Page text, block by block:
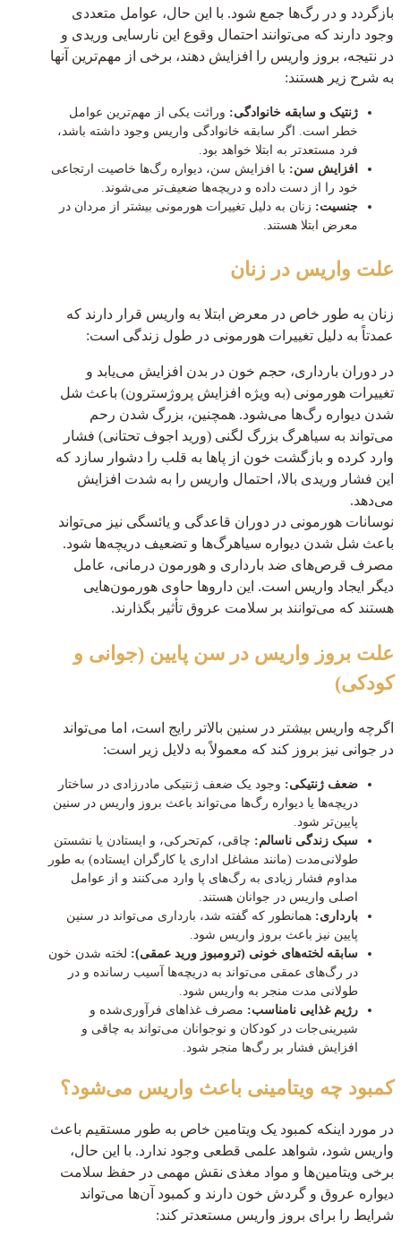
بازگردد و در رگ‌ها جمع شود. با این حال، عوامل متعددی
وجود دارند که می‌توانند احتمال وقوع این نارسایی وریدی و
در نتیجه، بروز واریس را افزایش دهند، برخی از مهم‌ترین آنها
به شرح زیر هستند:
ژنتیک و سابقه خانوادگی: وراثت یکی از مهم‌ترین عوامل
خطر است. اگر سابقه خانوادگی واریس وجود داشته باشد،
فرد مستعدتر به ابتلا خواهد بود.
افزایش سن: با افزایش سن، دیواره رگ‌ها خاصیت ارتجاعی
خود را از دست داده و دریچه‌ها ضعیف‌تر می‌شوند.
جنسیت: زنان به دلیل تغییرات هورمونی بیشتر از مردان در
معرض ابتلا هستند.
علت واریس در زنان
زنان به طور خاص در معرض ابتلا به واریس قرار دارند که
عمدتاً به دلیل تغییرات هورمونی در طول زندگی است:
در دوران بارداری، حجم خون در بدن افزایش می‌یابد و
تغییرات هورمونی (به ویژه افزایش پروژسترون) باعث شل
شدن دیواره رگ‌ها می‌شود. همچنین، بزرگ شدن رحم
می‌تواند به سیاهرگ بزرگ لگنی (ورید اجوف تحتانی) فشار
وارد کرده و بازگشت خون از پاها به قلب را دشوار سازد که
این فشار وریدی بالا، احتمال واریس را به شدت افزایش
می‌دهد.
نوسانات هورمونی در دوران قاعدگی و یائسگی نیز می‌تواند
باعث شل شدن دیواره سیاهرگ‌ها و تضعیف دریچه‌ها شود.
مصرف قرص‌های ضد بارداری و هورمون درمانی، عامل
دیگر ایجاد واریس است. این داروها حاوی هورمون‌هایی
هستند که می‌توانند بر سلامت عروق تأثیر بگذارند.
علت بروز واریس در سن پایین (جوانی و
کودکی)
اگرچه واریس بیشتر در سنین بالاتر رایج است، اما می‌تواند
در جوانی نیز بروز کند که معمولاً به دلایل زیر است:
ضعف ژنتیکی: وجود یک ضعف ژنتیکی مادرزادی در ساختار
دریچه‌ها یا دیواره رگ‌ها می‌تواند باعث بروز واریس در سنین
پایین‌تر شود.
سبک زندگی ناسالم: چاقی، کم‌تحرکی، و ایستادن یا نشستن
طولانی‌مدت (مانند مشاغل اداری یا کارگران ایستاده) به طور
مداوم فشار زیادی به رگ‌های پا وارد می‌کنند و از عوامل
اصلی واریس در جوانان هستند.
بارداری: همانطور که گفته شد، بارداری می‌تواند در سنین
پایین نیز باعث بروز واریس شود.
سابقه لخته‌های خونی (ترومبوز ورید عمقی): لخته شدن خون
در رگ‌های عمقی می‌تواند به دریچه‌ها آسیب رسانده و در
طولانی مدت منجر به واریس شود.
رژیم غذایی نامناسب: مصرف غذاهای فرآوری‌شده و
شیرینی‌جات در کودکان و نوجوانان می‌تواند به چاقی و
افزایش فشار بر رگ‌ها منجر شود.
کمبود چه ویتامینی باعث واریس می‌شود؟
در مورد اینکه کمبود یک ویتامین خاص به طور مستقیم باعث
واریس شود، شواهد علمی قطعی وجود ندارد. با این حال،
برخی ویتامین‌ها و مواد مغذی نقش مهمی در حفظ سلامت
دیواره عروق و گردش خون دارند و کمبود آن‌ها می‌تواند
شرایط را برای بروز واریس مستعدتر کند: